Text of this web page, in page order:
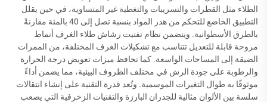
الطلاء مثل القطرات والتسريبات والتغطية غير المتساوية، في حين يقلل
التطبيق الخاضع للتحكم من هدر المواد بنسبة تصل إلى 40 بالمئة مقارنةً
بالطرق الأسطوانية. ويتضمن نظام تفتيت رشاش طلاء الغرف أنماط
مروحة قابلة للتعديل تتناسب مع تشكيلات الغرف المختلفة، من الممرات
الضيقة إلى المساحات الواسعة. كما تحافظ ميزات تعويض درجة الحرارة
والرطوبة على جودة الرش في مختلف الظروف البيئية، مما يضمن أداءً
موثوقًا به طوال التغيرات الموسمية. وتُعد قدرة التقنية على إنشاء انتقالات
سلسة بين الألوان مثالية للجدران البارزة والتقنيات الزخرفية التي يصعب